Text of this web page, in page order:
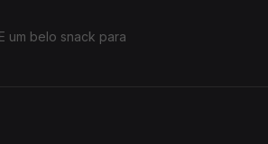
um belo snack para